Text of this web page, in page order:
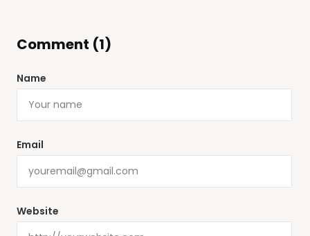
Comment (1)
Name
Email
Website